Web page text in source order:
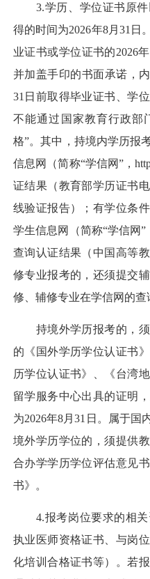
3.学历、学位证书原件
得的时间为2026年8月31日
业证书或学位证书的2026
并加盖手印的书面承诺，
31日前取得毕业证书、学
不能通过国家教育行政部
格”。其中，持境内学历报
信息网（简称“学信网”，
证结果（教育部学历证书
线验证报告）；有学位条
学生信息网（简称“学信网”
查询认证结果（中国高等
修专业报考的，还须提交
修、辅修专业在学信网的查
持境外学历报考的，须
的《国外学历学位认证书
历学位认证书》、《台湾
留学服务中心出具的证明
为2026年8月31日。属于国
境外学历学位的，须提供
合办学学历学位评估意见
书》。
4.报考岗位要求的相关
执业医师资格证书、与岗
化培训合格证书等）。若